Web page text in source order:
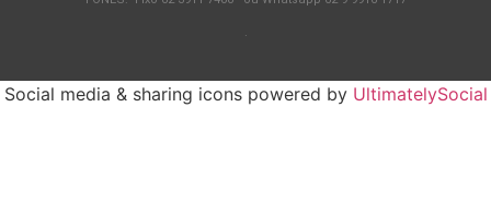
.
Social media & sharing icons powered by UltimatelySocial